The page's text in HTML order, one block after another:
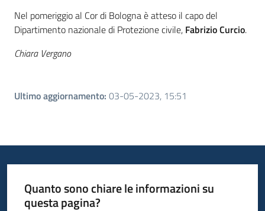
Nel pomeriggio al Cor di Bologna è atteso il capo del
Dipartimento nazionale di Protezione civile, FabrizioCurcio.
Chiara Vergano
Ultimo aggiornamento: 03-05-2023, 15:51
Quanto sono chiare le informazioni su
questa pagina?